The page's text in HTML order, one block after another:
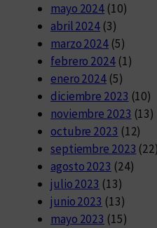
mayo 2024 (10)
abril 2024 (3)
marzo 2024 (5)
febrero 2024(1)
enero 2024 (5)
diciembre 2023 (10)
noviembre 2023 (13)
octubre 2023 (12)
septiembre 2023 (22)
agosto 2023 (24)
julio 2023 (13)
junio 2023 (13)
mayo 2023 (15)